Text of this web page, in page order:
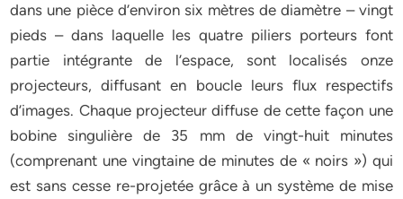
dans une pièce d’environ six mètres de diamètre – vingt
pieds – dans laquelle les quatre piliers porteurs font
partie intégrante de l’espace, sont localisés onze
projecteurs, diffusant en boucle leurs flux respectifs
d’images. Chaque projecteur diffuse de cette façon une
bobine singulière de 35 mm de vingt-huit minutes
(comprenant une vingtaine de minutes de « noirs ») qui
est sans cesse re-projetée grâce à un système de mise